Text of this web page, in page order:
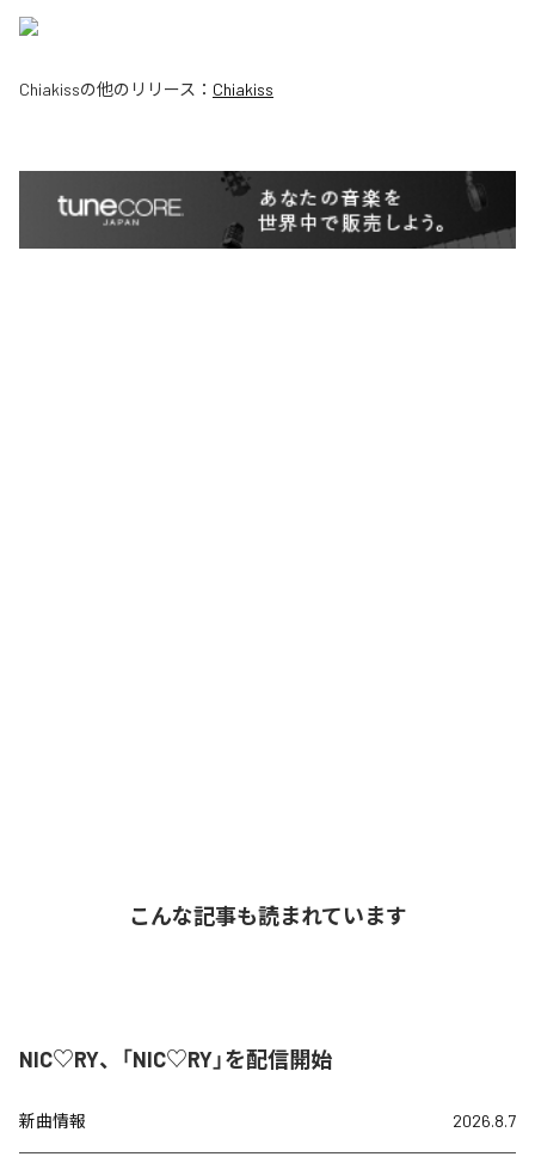
Chiakissの他のリリース： Chiakiss
こんな記事も読まれています
NIC♡RY、「NIC♡RY」を配信開始
新曲情報 2026.8.7